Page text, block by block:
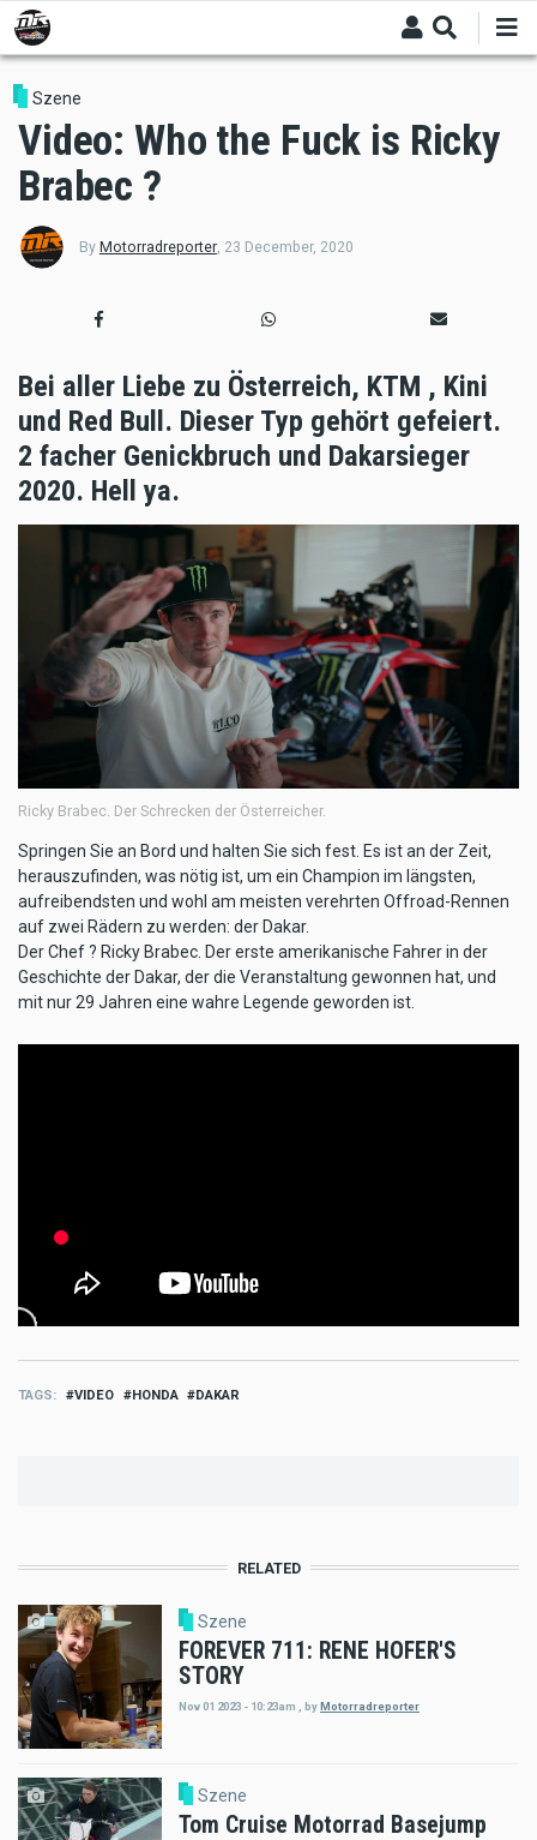
Skip
to
main
content
Szene
Video: Who the Fuck is Ricky
Brabec ?
By Motorradreporter, 23 December, 2020
Bei aller Liebe zu Österreich, KTM , Kini
und Red Bull. Dieser Typ gehört gefeiert.
2 facher Genickbruch und Dakarsieger
2020. Hell ya.
Ricky Brabec. Der Schrecken der Österreicher.
Springen Sie an Bord und halten Sie sich fest. Es ist an der Zeit,
herauszufinden, was nötig ist, um ein Champion im längsten,
aufreibendsten und wohl am meisten verehrten Offroad-Rennen
auf zwei Rädern zu werden: der Dakar.
Der Chef ? Ricky Brabec. Der erste amerikanische Fahrer in der
Geschichte der Dakar, der die Veranstaltung gewonnen hat, und
mit nur 29 Jahren eine wahre Legende geworden ist.
TAGS VIDEO HONDA DAKAR
RELATED
Szene
FOREVER 711: RENE HOFER'S
STORY
Nov 01 2023 - 10:23am byMotorradreporter
Szene
Tom Cruise Motorrad Basejump